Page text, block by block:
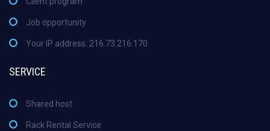
Job opportunity
Your IP address: 216.73.216.170
SERVICE
Shared host
Rack Rental Service